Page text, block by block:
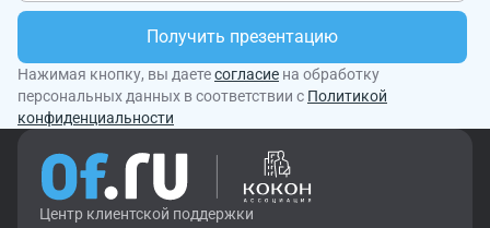
Получить презентацию
Нажимая кнопку, вы даетесогласие на обработку
персональных данных в соответствии с Политикой
конфиденциальности
Центр клиентской поддержки